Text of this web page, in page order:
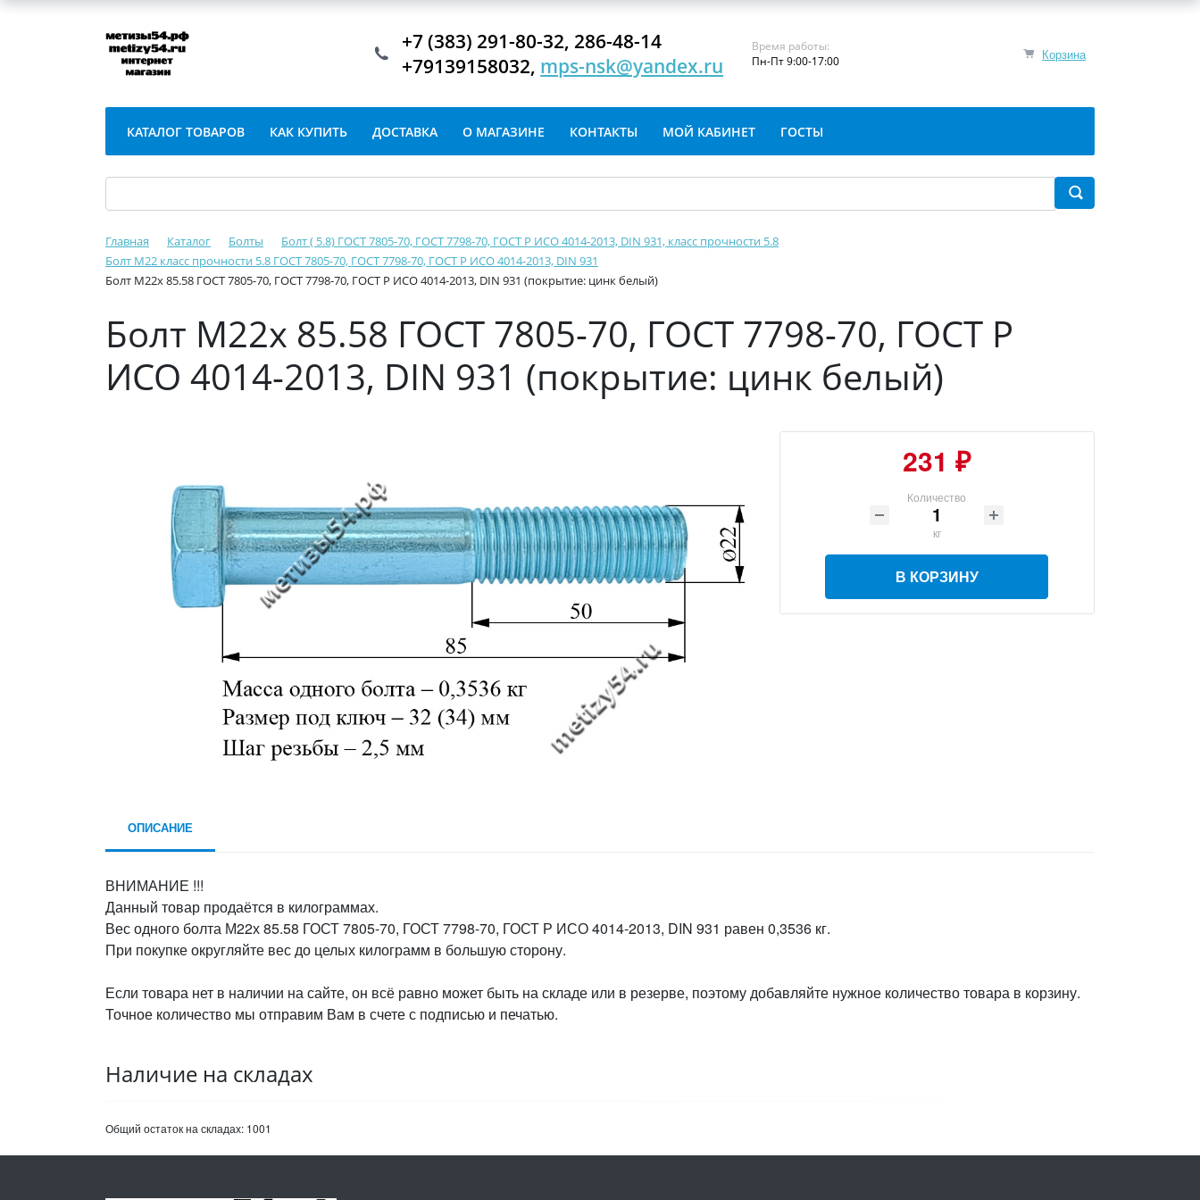
Корзина
+7 (383) 291-80-32, 286-48-14
+79139158032, mps-nsk@yandex.ru
Время работы:
Пн-Пт 9:00-17:00
КАТАЛОГ ТОВАРОВ КАК КУПИТЬ ДОСТАВКА О МАГАЗИНЕ КОНТАКТЫ МОЙ КАБИНЕТ ГОСТЫ
Главная Каталог Болты
Болт ( 5.8) ГОСТ 7805-70, ГОСТ 7798-70, ГОСТ Р ИСО 4014-2013, DIN 931, класс прочности 5.8
Болт М22 класс прочности 5.8 ГОСТ 7805-70, ГОСТ 7798-70, ГОСТ Р ИСО 4014-2013, DIN 931
Болт М22х 85.58 ГОСТ 7805-70, ГОСТ 7798-70, ГОСТ Р ИСО 4014-2013, DIN 931 (покрытие: цинк белый)
Болт М22х 85.58 ГОСТ 7805-70, ГОСТ 7798-70, ГОСТ Р
ИСО 4014-2013, DIN 931 (покрытие: цинк белый)
231 ₽
Количество
кг
В КОРЗИНУ
ОПИСАНИЕ
ВНИМАНИЕ !!!
Данный товар продаётся в килограммах.
Вес одного болта М22х 85.58 ГОСТ 7805-70, ГОСТ 7798-70, ГОСТ Р ИСО 4014-2013, DIN 931 равен 0,3536 кг.
При покупке округляйте вес до целых килограмм в большую сторону.
Если товара нет в наличии на сайте, он всё равно может быть на складе или в резерве, поэтому добавляйте нужное количество товара в корзину.
Точное количество мы отправим Вам в счете с подписью и печатью.
Наличие на складах
Общий остаток на складах: 1001